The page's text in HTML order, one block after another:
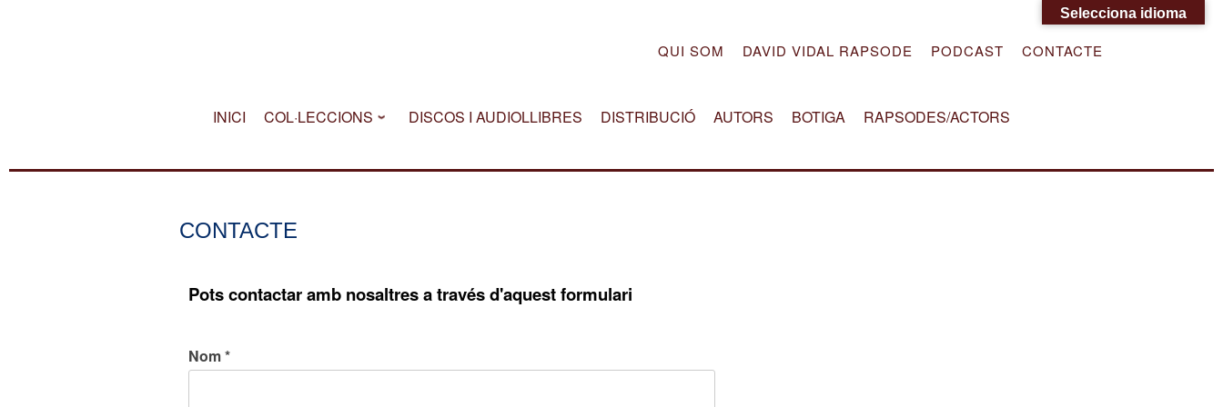
QUI SOM DAVID VIDAL RAPSODE PODCAST CONTACTE
INICI COL·LECCIONS DISCOS I AUDIOLLIBRES DISTRIBUCIÓ AUTORS BOTIGA RAPSODES/ACTORS
CONTACTE
Pots contactar amb nosaltres a través d'aquest formulari
Nom *
Selecciona idioma